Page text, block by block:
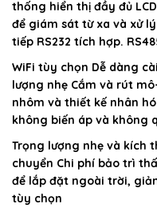
thống hiển thị đầy đủ
để giám sát từ xa và xử
tiếp RS232 tích hợp.
WiFi tùy chọn Dễ dàng
lượng nhẹ Cắm và rút
nhôm và thiết kế nhân
không biến áp và không
Trọng lượng nhẹ và kích
chuyển Chi phí bảo trì
để lắp đặt ngoài trời,
tùy chọn